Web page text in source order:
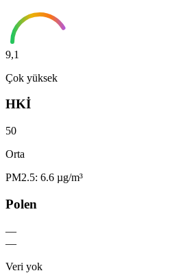
9,1
Çok yüksek
HKİ
50
Orta
PM2.5: 6.6 µg/m³
Polen
—
—
Veri yok